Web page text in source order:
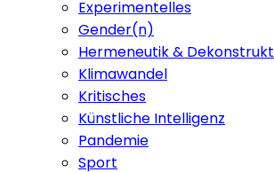
Experimentelles
Gender(n)
Hermeneutik &
Klimawandel
Kritisches
Künstliche Intelligenz
Pandemie
Sport